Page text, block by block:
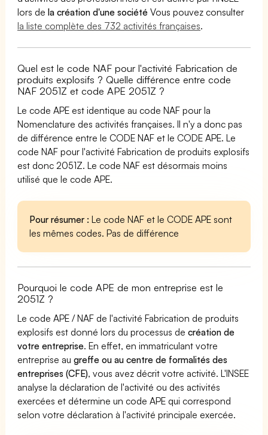
lors dela création d'une société Vous pouvez consulter
la liste complète des 732 activités françaises.
Quel est le code NAF pour l'activité Fabrication de
produits explosifs ? Quelle différence entre code
NAF 2051Z et code APE 2051Z ?
Le code APE est identique au code NAF pour la
Nomenclature des activités françaises. Il n'y a donc pas
de différence entre le CODE NAF et le CODE APE. Le
code NAF pour l'activité Fabrication de produits explosifs
est donc 2051Z. Le code NAF est désormais moins
utilisé que le code APE.
Pour résumer : Le code NAF et le CODE APE sont
les mêmes codes. Pas de différence
Pourquoi le code APE de mon entreprise est le
2051Z ?
Le code APE / NAF de l'activité Fabrication de produits
explosifs est donné lors du processus decréation de
votre entreprise. En effet, en immatriculant votre
entreprise augreffe ou au centre de formalités des
entreprises (CFE), vous avez décrit votre activité. L'INSEE
analyse la déclaration de l'activité ou des activités
exercées et détermine un code APE qui correspond
selon votre déclaration à l'activité principale exercée.